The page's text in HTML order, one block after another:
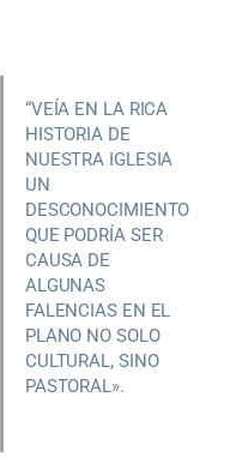
“VEÍA EN LA RICA
HISTORIA DE
NUESTRA IGLESIA
UN
DESCONOCIMIENTO
QUE PODRÍA SER
CAUSA DE
ALGUNAS
FALENCIAS EN EL
PLANO NO SOLO
CULTURAL, SINO
PASTORAL».